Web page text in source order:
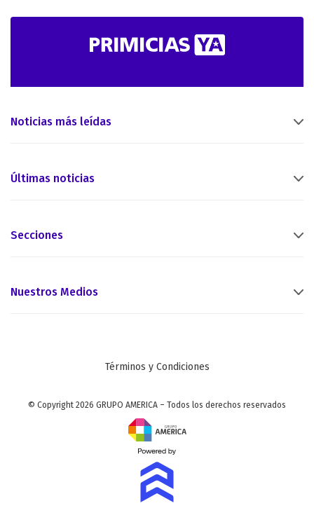
Noticias más leídas
Últimas noticias
Secciones
Nuestros Medios
Términos y Condiciones
© Copyright 2026 GRUPO AMERICA – Todos los derechos reservados